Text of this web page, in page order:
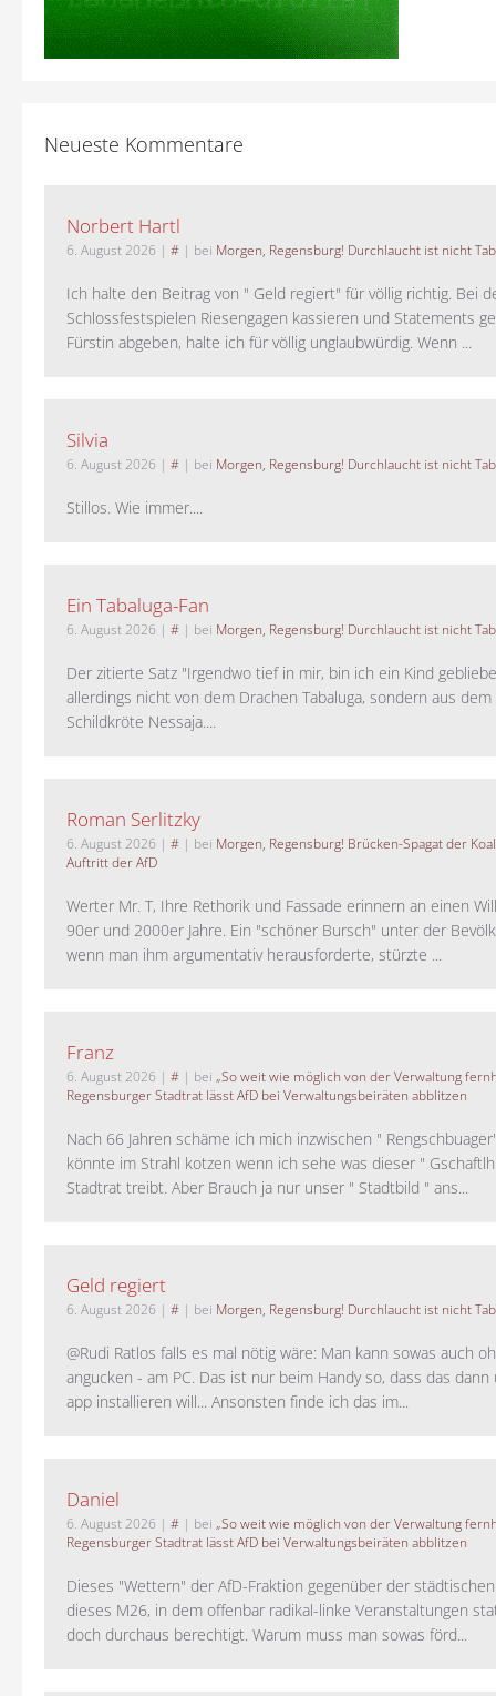
Neueste Kommentare
Norbert Hartl
6. August 2026 | # | bei Morgen, Regensburg! Durchlaucht ist nicht
Ich halte den Beitrag von " Geld regiert" für völlig richtig. Bei
Schlossfestspielen Riesengagen kassieren und Statements
Fürstin abgeben, halte ich für völlig unglaubwürdig. Wenn ...
Silvia
6. August 2026 | # | bei Morgen, Regensburg! Durchlaucht ist nicht
Stillos. Wie immer....
Ein Tabaluga-Fan
6. August 2026 | # | bei Morgen, Regensburg! Durchlaucht ist nicht
Der zitierte Satz "Irgendwo tief in mir, bin ich ein Kind
allerdings nicht von dem Drachen Tabaluga, sondern aus
Schildkröte Nessaja....
Roman Serlitzky
6. August 2026 | # | bei Morgen, Regensburg! Brücken-Spagat der
Auftritt der AfD
Werter Mr. T, Ihre Rethorik und Fassade erinnern an einen
90er und 2000er Jahre. Ein "schöner Bursch" unter der
wenn man ihm argumentativ herausforderte, stürzte ...
Franz
6. August 2026 | # | bei „So weit wie möglich von der Verwaltung
Regensburger Stadtrat lässt AfD bei Verwaltungsbeiräten abblitzen
Nach 66 Jahren schäme ich mich inzwischen "
könnte im Strahl kotzen wenn ich sehe was dieser "
Stadtrat treibt. Aber Brauch ja nur unser " Stadtbild " ans...
Geld regiert
6. August 2026 | # | bei Morgen, Regensburg! Durchlaucht ist nicht
@Rudi Ratlos falls es mal nötig wäre: Man kann sowas auch
angucken - am PC. Das ist nur beim Handy so, dass das
app installieren will... Ansonsten finde ich das im...
Daniel
6. August 2026 | # | bei „So weit wie möglich von der Verwaltung
Regensburger Stadtrat lässt AfD bei Verwaltungsbeiräten abblitzen
Dieses "Wettern" der AfD-Fraktion gegenüber der
dieses M26, in dem offenbar radikal-linke Veranstaltungen
doch durchaus berechtigt. Warum muss man sowas förd...